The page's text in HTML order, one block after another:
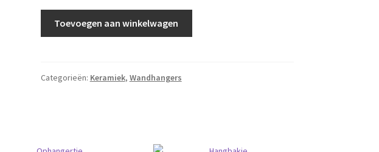
Toevoegen aan winkelwagen
Categorieën: Keramiek, Wandhangers